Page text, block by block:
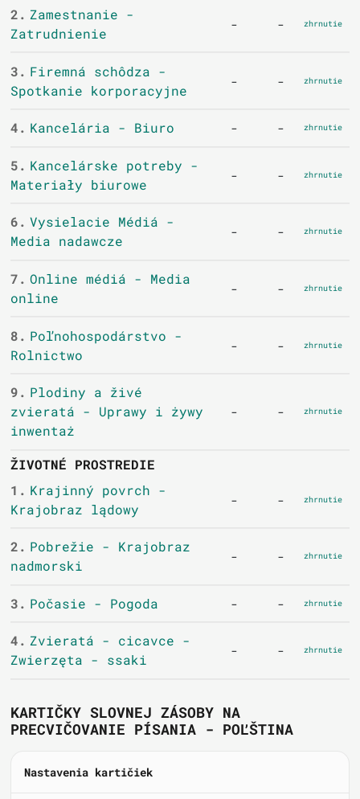
2. Zamestnanie -
Zatrudnienie
- - zhrnutie
3. Firemná schôdza -
Spotkanie korporacyjne
- - zhrnutie
4. Kancelária - Biuro - - zhrnutie
5. Kancelárske potreby -
Materiały biurowe
- - zhrnutie
6. Vysielacie Médiá -
Media nadawcze
- - zhrnutie
7. Online médiá - Media
online
- - zhrnutie
8. Poľnohospodárstvo -
Rolnictwo
- - zhrnutie
9. Plodiny a živé
zvieratá - Uprawy i żywy
inwentaż
- - zhrnutie
ŽIVOTNÉ PROSTREDIE
1. Krajinný povrch -
Krajobraz lądowy
- - zhrnutie
2. Pobrežie - Krajobraz
nadmorski
- - zhrnutie
3. Počasie - Pogoda - - zhrnutie
4. Zvieratá - cicavce -
Zwierzęta - ssaki
- - zhrnutie
KARTIČKY SLOVNEJ ZÁSOBY NA
PRECVIČOVANIE PÍSANIA - POĽŠTINA
Nastavenia kartičiek